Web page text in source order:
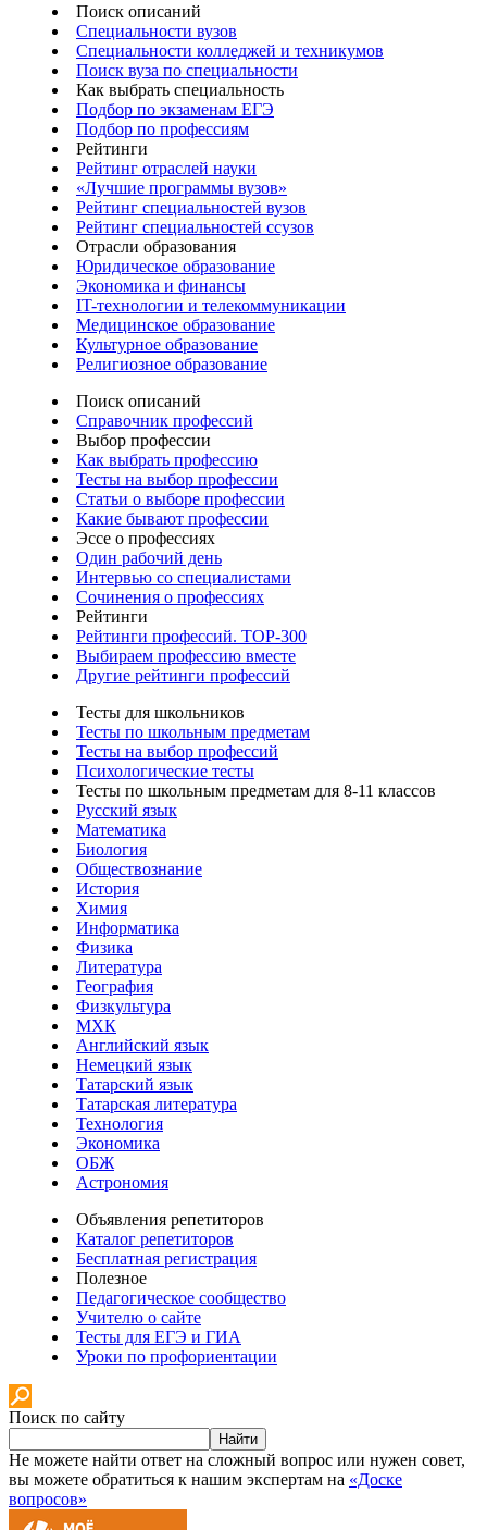
Поиск описаний
Специальности вузов
Специальности колледжей и техникумов
Поиск вуза по специальности
Как выбрать специальность
Подбор по экзаменам ЕГЭ
Подбор по профессиям
Рейтинги
Рейтинг отраслей науки
«Лучшие программы вузов»
Рейтинг специальностей вузов
Рейтинг специальностей ссузов
Отрасли образования
Юридическое образование
Экономика и финансы
IT-технологии и телекоммуникации
Медицинское образование
Культурное образование
Религиозное образование
Поиск описаний
Справочник профессий
Выбор профессии
Как выбрать профессию
Тесты на выбор профессии
Статьи о выборе профессии
Какие бывают профессии
Эссе о профессиях
Один рабочий день
Интервью со специалистами
Сочинения о профессиях
Рейтинги
Рейтинги профессий. TOP-300
Выбираем профессию вместе
Другие рейтинги профессий
Тесты для школьников
Тесты по школьным предметам
Тесты на выбор профессий
Психологические тесты
Тесты по школьным предметам для 8-11 классов
Русский язык
Математика
Биология
Обществознание
История
Химия
Информатика
Физика
Литература
География
Физкультура
МХК
Английский язык
Немецкий язык
Татарский язык
Татарская литература
Технология
Экономика
ОБЖ
Астрономия
Объявления репетиторов
Каталог репетиторов
Бесплатная регистрация
Полезное
Педагогическое сообщество
Учителю о сайте
Тесты для ЕГЭ и ГИА
Уроки по профориентации
Поиск по сайту
Найти
Не можете найти ответ на сложный вопрос или нужен совет,
вы можете обратиться к нашим экспертам на «Доске
вопросов»